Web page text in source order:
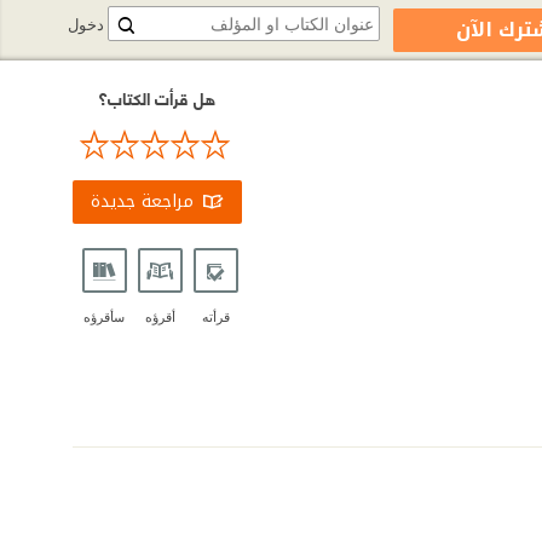
هل قرأت الكتاب؟
مراجعة جديدة
قرأته أقرؤه سأقرؤه
دخول الآن